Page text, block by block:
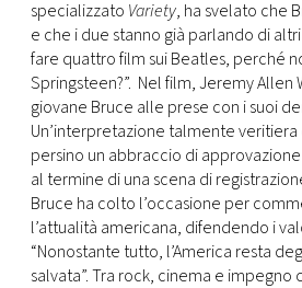
CONSIGLIA
specializzato Variety, ha svelato che
e che i due stanno già parlando di
fare quattro film sui Beatles, perché
Springsteen?”. Nel film, Jeremy Allen
giovane Bruce alle prese con i suoi
Un’interpretazione talmente veritiera
persino un abbraccio di
al termine di una scena di
Bruce ha colto l’occasione per
l’attualità americana, difendendo i
“Nonostante tutto, l’America resta
salvata”. Tra rock, cinema e impegno